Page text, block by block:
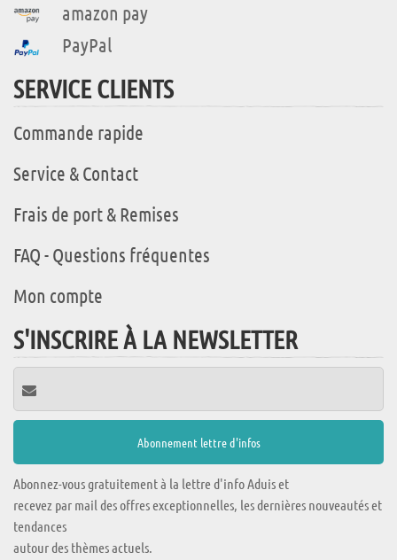
amazon pay
PayPal
SERVICE CLIENTS
Commande rapide
Service & Contact
Frais de port & Remises
FAQ - Questions fréquentes
Mon compte
S'INSCRIRE À LA NEWSLETTER
Abonnez-vous gratuitement à la lettre d'info Aduis et
recevez par mail des offres exceptionnelles, les dernières nouveautés et
tendances
autour des thèmes actuels.